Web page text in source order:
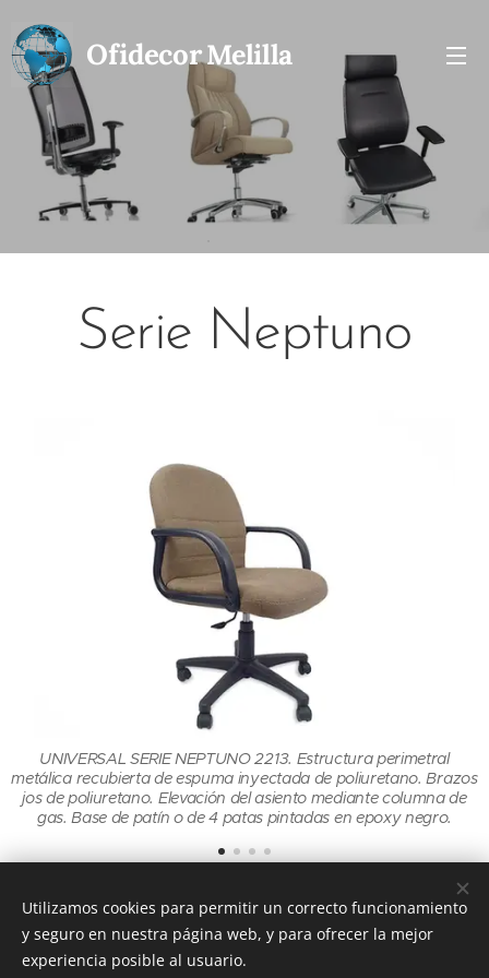
OfidecorMelilla
Serie Neptuno
UNIVERSAL SERIE NEPTUNO 2213. Estructura perimetral
metálica recubierta de espuma inyectada de poliuretano. Brazos
jos de poliuretano. Elevación del asiento mediante columna de
gas. Base de patín o de 4 patas pintadas en epoxy negro.
©Ofidecormelilla 2025 Webmaster - Javier
Utilizamos cookies para permitir un correcto funcionamiento
y seguro en nuestra página web, y para ofrecer la mejor
experiencia posible al usuario.